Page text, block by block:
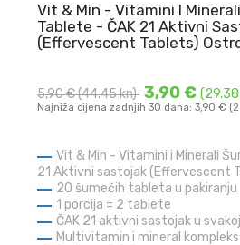
Vit & Min - Vitamini I
Tablete - ČAK 21 Aktivni
(Effervescent Tablets)
5,90 €(44.45 kn) 3,90 €(29.38
Najniža cijena zadnjih 30 dana: 3,90 €
Vit & Min - Vitamini i Minerali
21 Aktivni sastojak (Effervescent
20 šumećih tableta u pakiranju
1 porcija = 2 tablete
ČAK 21 aktivni sastojak u
Multivitamin i mineral